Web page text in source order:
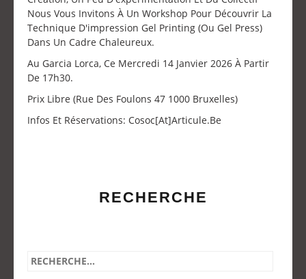
Nous Vous Invitons À Un Workshop Pour Découvrir La
Technique D'impression Gel Printing (ou Gel Press)
Dans Un Cadre Chaleureux.
Au Garcia Lorca, Ce Mercredi 14 Janvier 2026 À Partir
De 17h30.
Prix Libre (Rue Des Foulons 47 1000 Bruxelles)
Infos Et Réservations: Cosoc[at]articule.be
RECHERCHE